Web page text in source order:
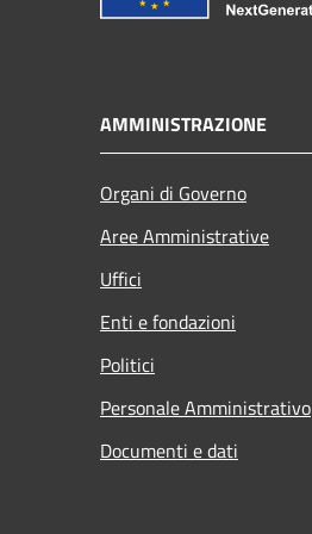
AMMINISTRAZIONE
Organi di Governo
Aree Amministrative
Uffici
Enti e fondazioni
Politici
Personale Amministrativo
Documenti e dati